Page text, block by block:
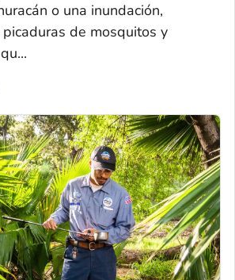
o una inundación,
de mosquitos y